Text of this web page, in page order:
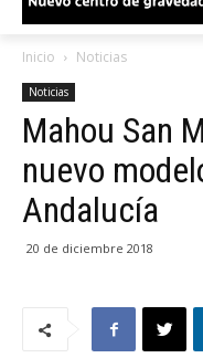
Inicio Noticias
Noticias
Mahou San
nuevo
Andalucía
20 de diciembre 2018